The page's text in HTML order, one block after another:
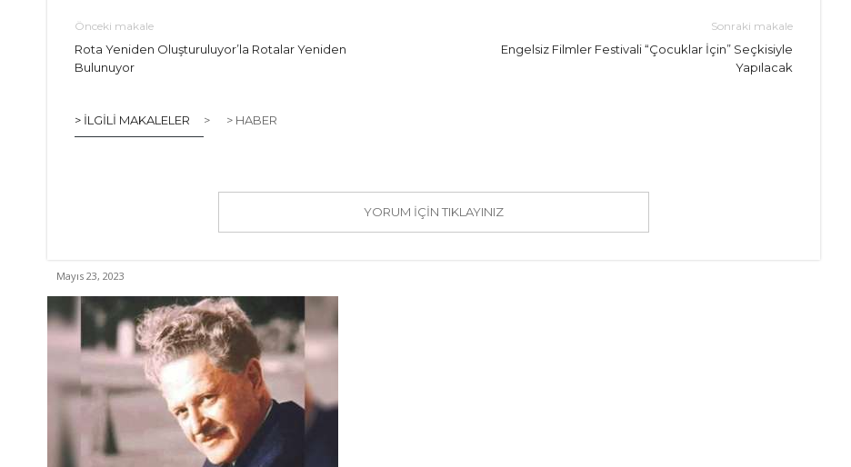
Önceki makale
Rota Yeniden Oluşturuluyor’la Rotalar Yeniden
Bulunuyor
Sonraki makale
Engelsiz Filmler Festivali “Çocuklar İçin” Seçkisiyle
Yapılacak
> İLGILI MAKALELER > > HABER
YORUM IÇIN TIKLAYINIZ
Mayıs 23, 2023